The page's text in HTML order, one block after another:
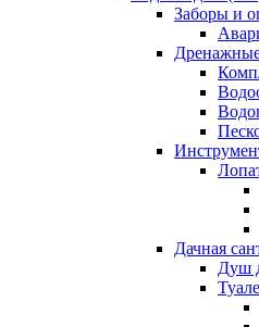
Заборы и
Дачная
Душ